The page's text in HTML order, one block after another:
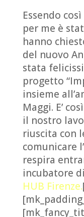
Essendo
per me è
hanno
del nuovo
stata
progetto
insieme
Maggi. E’
il nostro
riuscita con
comunicare
respira
incubatore
HUB Firenze.